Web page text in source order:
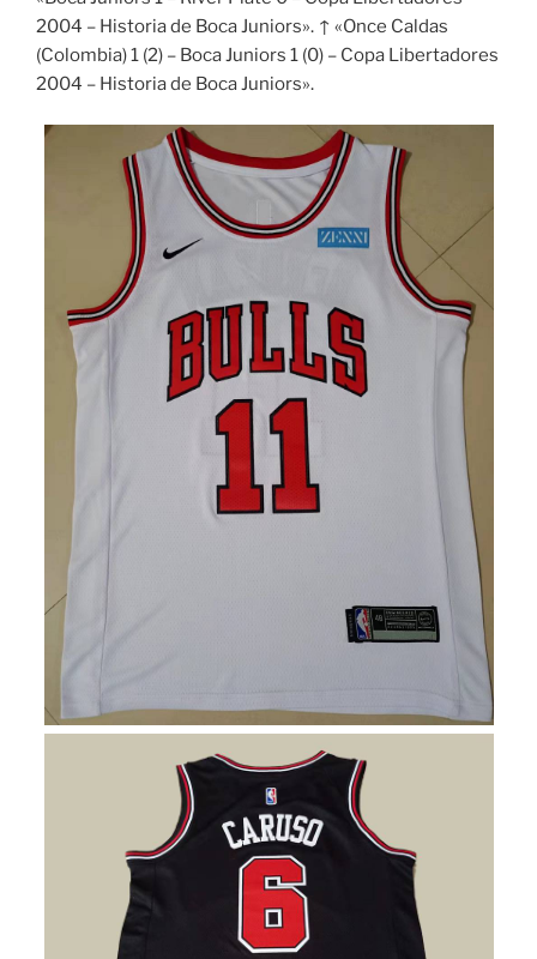
2004 – Historia de Boca Juniors». ↑ «Once Caldas
(Colombia) 1 (2) – Boca Juniors 1 (0) – Copa Libertadores
2004 – Historia de Boca Juniors».